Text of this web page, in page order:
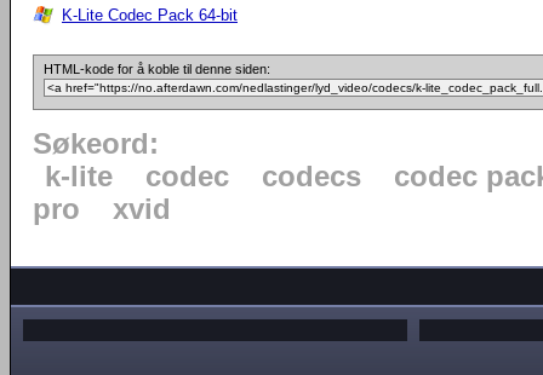
K-Lite Codec Pack 64-bit
HTML-kode for å koble til denne siden:
Søkeord:
k-lite
codec codecs
codec
pro
xvid